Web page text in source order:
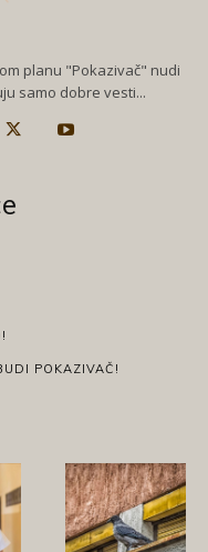
planu "Pokazivač" nudi
samo dobre vesti...
POKAZIVAČ!